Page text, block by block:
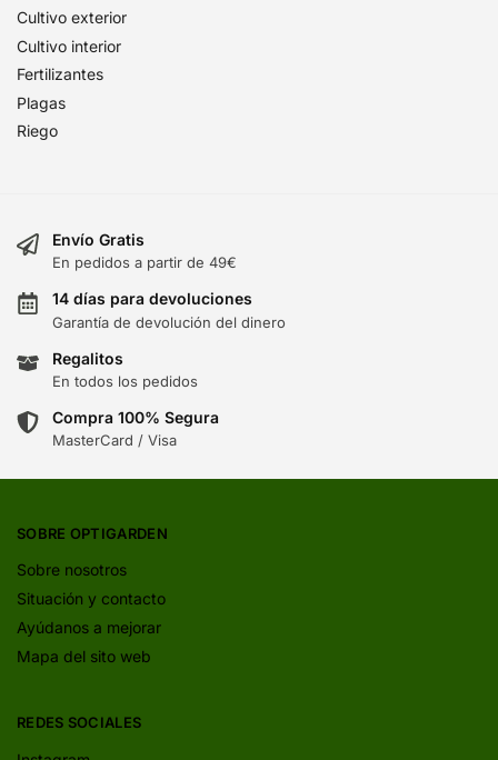
Cultivo exterior
Cultivo interior
Fertilizantes
Plagas
Riego
Envío Gratis
En pedidos a partir de 49€
14 días para devoluciones
Garantía de devolución del dinero
Regalitos
En todos los pedidos
Compra 100% Segura
MasterCard / Visa
SOBRE OPTIGARDEN
Sobre nosotros
Situación y contacto
Ayúdanos a mejorar
Mapa del sito web
REDES SOCIALES